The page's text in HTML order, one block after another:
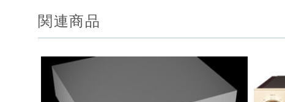
関連商品